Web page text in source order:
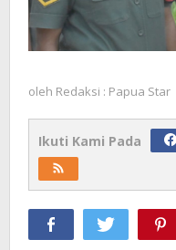
oleh Redaksi : Papua Star
Ikuti Kami Pada